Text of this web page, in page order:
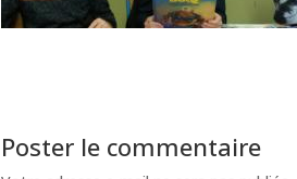
Poster le commentaire